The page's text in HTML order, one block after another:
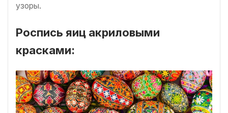
узоры.
Роспись яиц акриловыми
красками: